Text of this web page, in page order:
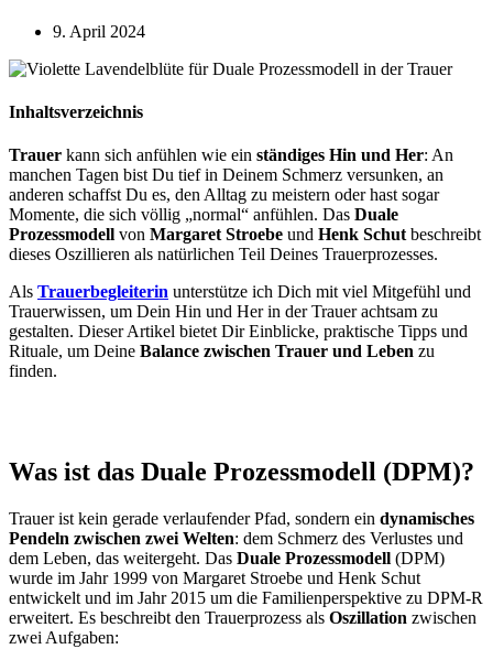
9. April 2024
Inhaltsverzeichnis
Trauer kann sich anfühlen wie ein ständiges Hin und Her: An
manchen Tagen bist Du tief in Deinem Schmerz versunken, an
anderen schaffst Du es, den Alltag zu meistern oder hast sogar
Momente, die sich völlig „normal“ anfühlen. Das Duale
Prozessmodell von Margaret Stroebe und Henk Schut beschreibt
dieses Oszillieren als natürlichen Teil Deines Trauerprozesses.
Als Trauerbegleiterin unterstütze ich Dich mit viel Mitgefühl und
Trauerwissen, um Dein Hin und Her in der Trauer achtsam zu
gestalten. Dieser Artikel bietet Dir Einblicke, praktische Tipps und
Rituale, um Deine Balance zwischen Trauer und Leben zu
finden.
Was ist das Duale Prozessmodell (DPM)?
Trauer ist kein gerade verlaufender Pfad, sondern ein dynamisches
Pendeln zwischen zwei Welten: dem Schmerz des Verlustes und
dem Leben, das weitergeht. Das Duale Prozessmodell (DPM)
wurde im Jahr 1999 von Margaret Stroebe und Henk Schut
entwickelt und im Jahr 2015 um die Familienperspektive zu DPM-R
erweitert. Es beschreibt den Trauerprozess als Oszillation zwischen
zwei Aufgaben: